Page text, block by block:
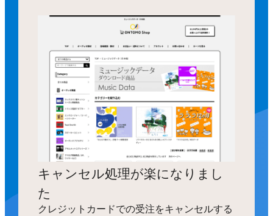
キャンセル処理が楽になりまし
た
クレジットカードでの受注をキャンセルする